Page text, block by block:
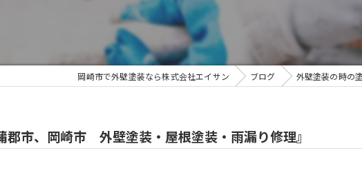
岡崎市で外壁塗装なら株式会社エイサン ブログ 外壁塗装の時の
郡市、岡崎市 外壁塗装・屋根塗装・雨漏り修理』